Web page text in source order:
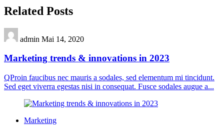
Related Posts
admin Mai 14, 2020
Marketing trends & innovations in 2023
QProin faucibus nec mauris a sodales, sed elementum mi tincidunt.
Sed eget viverra egestas nisi in consequat. Fusce sodales augue a...
Marketing